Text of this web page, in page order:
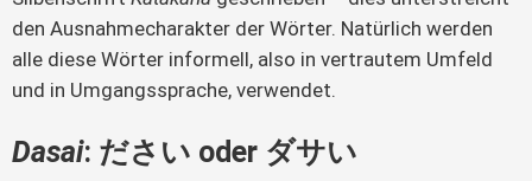
den Ausnahmecharakter der Wörter. Natürlich werden
alle diese Wörter informell, also in vertrautem Umfeld
und in Umgangssprache, verwendet.
Dasai: ださい oder ダサい